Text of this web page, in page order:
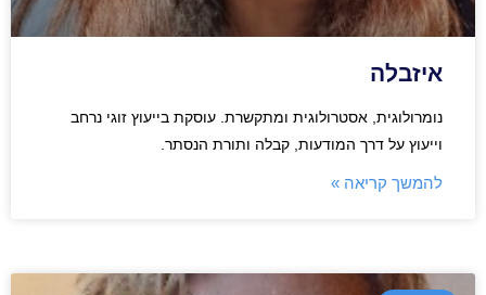
איזבלה
נומרולוגית, אסטרולוגית ומתקשרת. עוסקת בייעוץ זוגי נרחב
וייעוץ על דרך המודעות, קבלה ותורת הנסתר.
להמשך קריאה »